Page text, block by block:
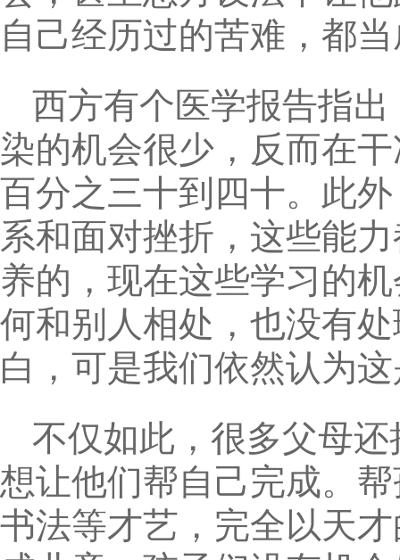
自己经历过的苦难，都
西方有个医学报告指
染的机会很少，反而在
百分之三十到四十。此
系和面对挫折，这些能
养的，现在这些学习的
何和别人相处，也没有
白，可是我们依然认为
不仅如此，很多父母
想让他们帮自己完成。
书法等才艺，完全以天